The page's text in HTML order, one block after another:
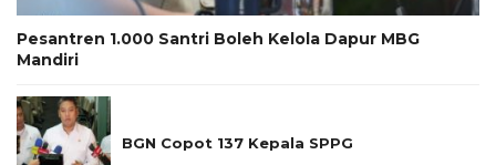
Pesantren 1.000 Santri Boleh Kelola Dapur MBG
Mandiri
BGN Copot 137 Kepala SPPG